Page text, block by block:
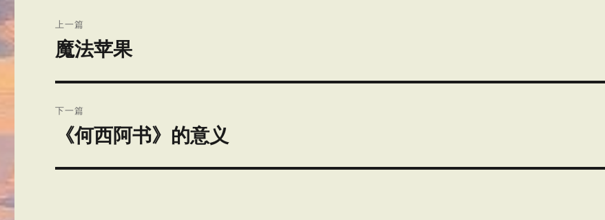
章
上一篇
上
篇
文
魔法苹果
下一篇
下
文
《何西阿书》的意义